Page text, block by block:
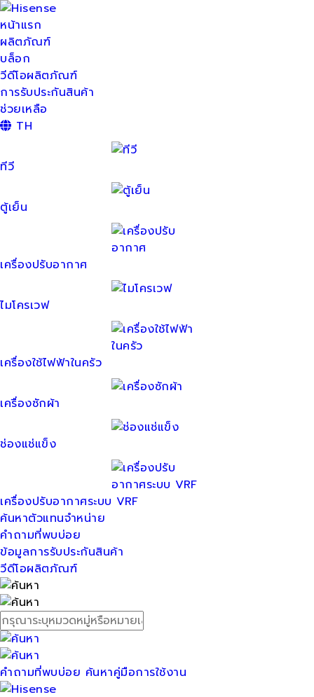
หน้าแรก
ผลิตภัณฑ์
บล็อก
วีดีโอผลิตภัณฑ์
การรับประกันสินค้า
ช่วยเหลือ
TH
ทีวี
ตู้เย็น
เครื่องปรับอากาศ
ไมโครเวฟ
เครื่องใช้ไฟฟ้าในครัว
เครื่องซักผ้า
ช่องแช่แข็ง
เครื่องปรับอากาศระบบ VRF
ค้นหาตัวแทนจำหน่าย
คำถามที่พบบ่อย
ข้อมูลการรับประกันสินค้า
วีดีโอผลิตภัณฑ์
คำถามที่พบบ่อย ค้นหาคู่มือการใช้งาน